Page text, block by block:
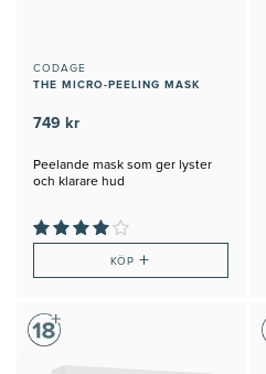
CODAGE
THE MICRO-PEELING MASK
749 kr
Peelande mask som ger lyster
och klarare hud
KÖP+